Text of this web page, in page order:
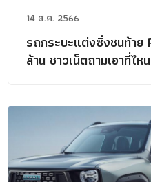
14 ส.ค. 2566
รถกระบะแต่งซิ่งชนท้าย
ล้าน ชาวเน็ตถามเอาที่ไห